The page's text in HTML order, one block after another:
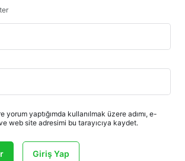
yorum yaptığımda kullanılmak üzere adımı, e-
web site adresimi bu tarayıcıya kaydet.
Giriş Yap